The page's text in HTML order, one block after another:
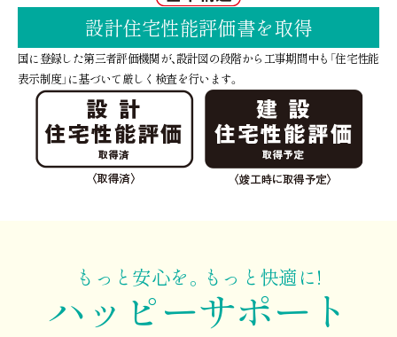
設計住宅性能評価書を取得
国に登録した第三者評価機関が、設計図の段階から工事期間中も「住宅性能
表示制度」に基づいて厳しく検査を行います。
もっと安心を。もっと快適に!
ハッピーサポート